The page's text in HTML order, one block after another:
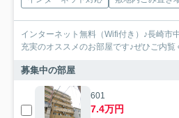
インターネット無料（Wifi付き）♪長崎市
充実のオススメのお部屋です♪ぜひご内覧
募集中の部屋
601
7.4万円